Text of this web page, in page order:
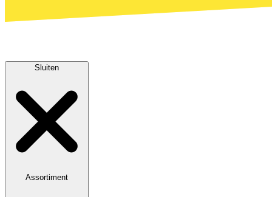
Sluiten
Assortiment